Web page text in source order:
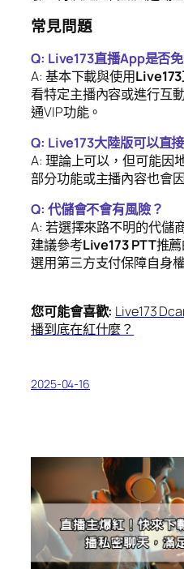
常見問題
Q: Live173直播App是否
A: 基本下載與使用
看特定主播內容或進行互
通VIP功能。
Q: Live173大陸版可以直
A: 理論上可以，但可能因
部分功能或主播內容也會
Q: 代儲會不會有風險？
A: 若選擇來路不明的代儲
建議參考Live173 PTT推
選用第三方支付保障自身
您可能會喜歡: Live173
播到底在紅什麼？
2025-04-16